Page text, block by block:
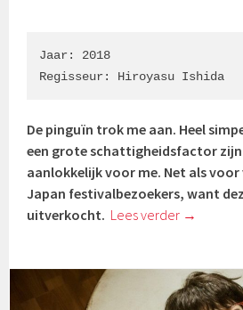
Jaar: 2018
Regisseur: Hiroyasu Ishida
De pinguïn trok me aan. Heel
een grote schattigheidsfactor
aanlokkelijk voor me. Net als voor
Japan festivalbezoekers, want
uitverkocht. Lees verder →